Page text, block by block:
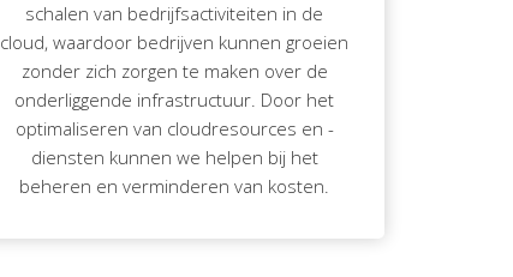
schalen van bedrijfsactiviteiten in de
cloud, waardoor bedrijven kunnen groeien
zonder zich zorgen te maken over de
onderliggende infrastructuur. Door het
optimaliseren van cloudresources en -
diensten kunnen we helpen bij het
beheren en verminderen van kosten.